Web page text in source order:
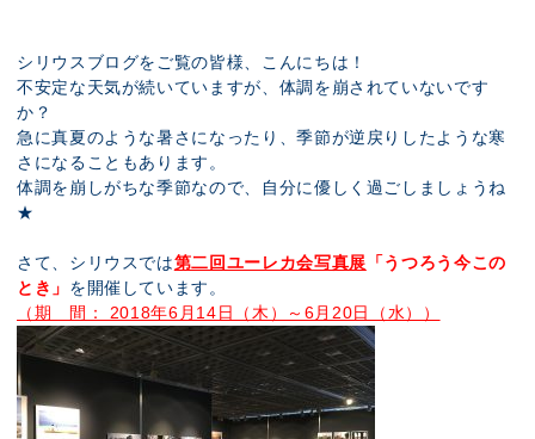
シリウスブログをご覧の皆様、こんにちは！
不安定な天気が続いていますが、体調を崩されていないです
か？
急に真夏のような暑さになったり、季節が逆戻りしたような寒
さになることもあります。
体調を崩しがちな季節なので、自分に優しく過ごしましょうね
★
さて、シリウスでは第二回ユーレカ会写真展 「うつろう今この
とき」 を開催しています。
（期 間： 2018年6月14日（木）～6月20日（水））